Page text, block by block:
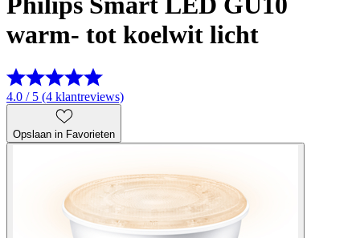
warm- tot koelwit licht
4.0 / 5 (4 klantreviews)
Opslaan in Favorieten